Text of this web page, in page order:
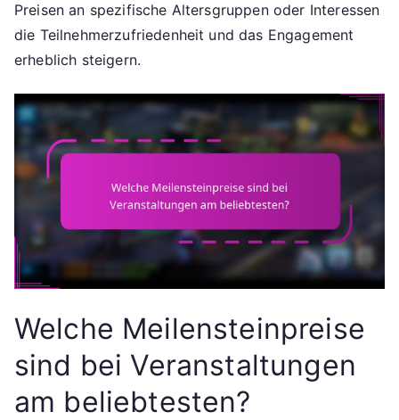
Preisen an spezifische Altersgruppen oder Interessen
die Teilnehmerzufriedenheit und das Engagement
erheblich steigern.
Welche Meilensteinpreise
sind bei Veranstaltungen
am beliebtesten?